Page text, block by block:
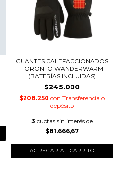
GUANTES CALEFACCIONADOS
TORONTO WANDERWARM
(BATERÍAS INCLUIDAS)
$245.000
$208.250 con Transferencia o
depósito
3 cuotas sin interés de
$81.666,67
AGREGAR AL CARRITO